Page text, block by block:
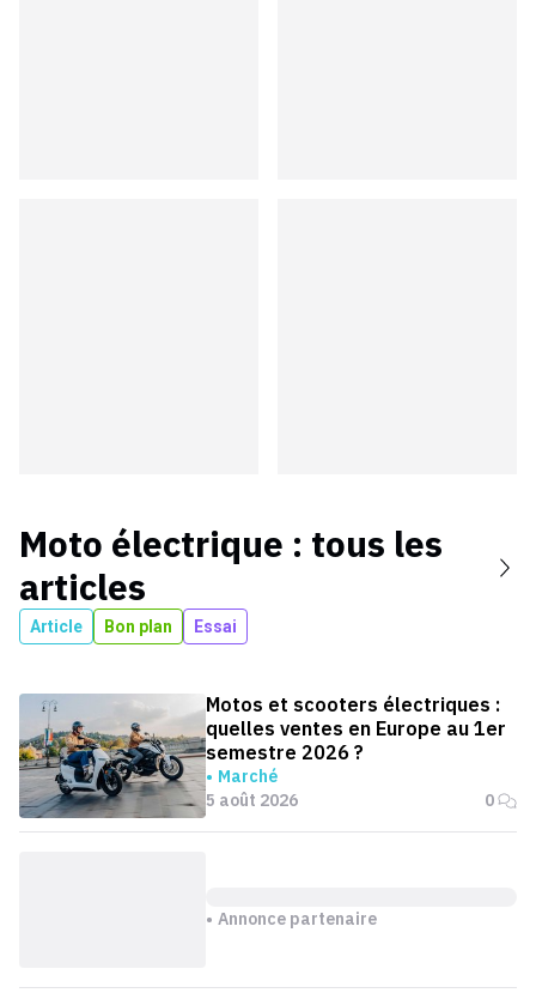
Moto électrique : tous les
articles
Article Bon plan Essai
Motos et scooters électriques :
quelles ventes en Europe au 1er
semestre 2026 ?
Marché
5 août 2026
0
Annonce partenaire